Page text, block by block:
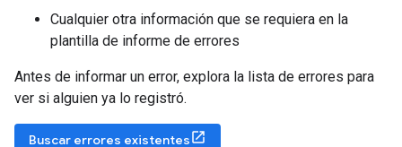
Cualquier otra información que se requiera en la
plantilla de informe de errores
Antes de informar un error, explora la lista de errores para
ver si alguien ya lo registró.
Buscar errores existentes